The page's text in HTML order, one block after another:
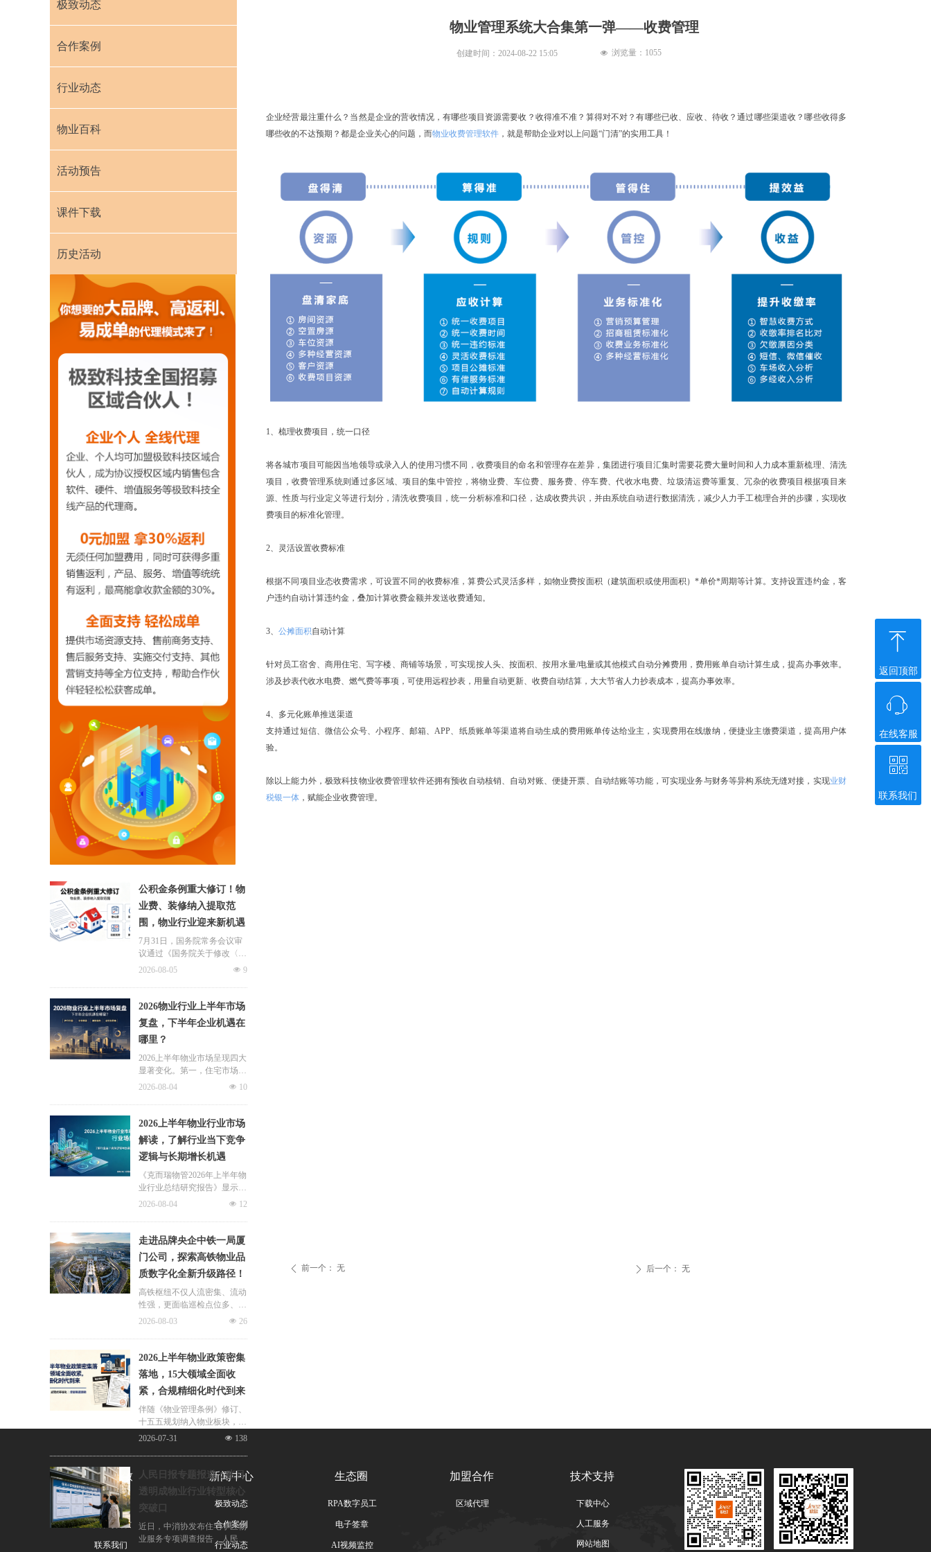
物业管理系统大合集第一弹——收费管理
企业经营最注重什么？当然是企业的营收情况，有哪些项目资源需要收？收得准不准？算得对不对？有哪些已收、应收、待收？通过哪些渠道收？哪些收得多
哪些收的不达预期？都是企业关心的问题，而物业收费管理软件 ，就是帮助企业对以上问题“门清”的实用工具！
1、梳理收费项目，统一口径
将各城市项目可能因当地领导或录入人的使用习惯不同，收费项目的命名和管理存在差异，集团进行项目汇集时需要花费大量时间和人力成本重新梳理、清洗
项目，收费管理系统则通过多区域、项目的集中管控，将物业费、车位费、服务费、停车费、代收水电费、垃圾清运费等重复、冗杂的收费项目根据项目来
源、性质与行业定义等进行划分，清洗收费项目，统一分析标准和口径，达成收费共识，并由系统自动进行数据清洗，减少人力手工梳理合并的步骤，实现收
费项目的标准化管理。
2、灵活设置收费标准
根据不同项目业态收费需求，可设置不同的收费标准，算费公式灵活多样，如物业费按面积（建筑面积或使用面积）*单价*周期等计算。支持设置违约金，客
户违约自动计算违约金，叠加计算收费金额并发送收费通知。
3、 公摊面积自动计算
针对员工宿舍、商用住宅、写字楼、商铺等场景，可实现按人头、按面积、按用水量/电量或其他模式自动分摊费用，费用账单自动计算生成，提高办事效率。
涉及抄表代收水电费、燃气费等事项，可使用远程抄表，用量自动更新、收费自动结算，大大节省人力抄表成本，提高办事效率。
4、多元化账单推送渠道
支持通过短信、微信公众号、小程序、邮箱、APP、纸质账单等渠道将自动生成的费用账单传达给业主，实现费用在线缴纳，便捷业主缴费渠道，提高用户体
验。
除以上能力外，极致科技物业收费管理软件还拥有预收自动核销、自动对账、便捷开票、自动结账等功能，可实现业务与财务等异构系统无缝对接，实现业财
税银一体 ，赋能企业收费管理。
创建时间： 2024-08-22 15:05
ꄴ 前一个： 无 ꄲ 后一个： 无
极致动态
合作案例
行业动态
物业百科
活动预告
课件下载
历史活动
넶 浏览量： 1055
【相关文章推荐】
公积金条例重大修订！物
业费、装修纳入提取范
围，物业行业迎来新机遇
7月31日，国务院常务会议审
议通过《国务院关于修改〈住
房公积金管理条例〉的决定
景迎来历史性扩容。提取情形
由原有6种拓展至9种，新增装
修自住住房、支付自住住房物
业费两大民生场景，同时设置
兜底条款支持其他合规住房消
费。这项顶层政策调整，不仅
惠及亿万缴存职工，也将深度
业。
넶 9
2026-08-05
2026物业行业上半年市场
复盘，下半年企业机遇在
哪里？
2026上半年物业市场呈现四大
显著变化。第一，住宅市场全
面进入存量化周期，老旧小区
零散老旧小区运营成本高、单
独经营难以盈利，连片整合、
片区化托管成为主流模式，政
企协同搭建长效运营机制，依
托社区增值服务反哺基础物业
服务，形成可持续经营闭环。
넶 10
2026-08-04
2026上半年物业行业市场
解读，了解行业当下竞争
逻辑与长期增长机遇
《克而瑞物管2026年上半年物
业行业总结研究报告》显示，
新房交付规模持续收缩，存量
最大课题。以上海为标杆，全
国超16座城市落地团购物业、
连片治理、政企协同新模式，
破解小区体量小、收费低、运
营亏损、无人接管难题。
넶 12
2026-08-04
走进品牌央企中铁一局厦
门公司，探索高铁物业品
质数字化全新升级路径！
高铁枢纽不仅人流密集、流动
性强，更面临巡检点位多、频
次高、覆盖广、标准严等多重
厦门公司的实际运营情况，为
其打造适配高铁业务场景的数
字化品质运营方案：通过搭建
标准库量化作业细则，按需动
态调整春运、节假日等特殊时
段的巡检需求，依托照片墙留
存巡检实景，杜绝作弊、敷衍
巡检；借助任务日历直观了解
已完成、未完成、超时、问题
工单等状态，并智能督办超时
精细化运营管理需求，全方位
筑牢高铁物业品质防线！
넶 26
2026-08-03
2026上半年物业政策密集
落地，15大领域全面收
紧，合规精细化时代到来
伴随《物业管理条例》修订、
十五五规划纳入物业板块，行
业彻底告别野蛮扩张模式，合
治成为未来核心发展主线。
넶 138
2026-07-31
人民日报专题报道：账目
透明成物业行业转型核心
突破口
近日，中消协发布住宅小区物
业服务专项调查报告，人民日
区域代理
极致动态
合作案例
行业动态
公司简介
荣誉与资质
联系我们
关于极致 新闻中心 生态圈 加盟合作 技术支持
下载中心
人工服务
网站地图
RPA数字员工
电子签章
AI视频监控
在线客服
ꁱ
返回顶部
ꁸ
联系我们
ꀥ
微信二维码